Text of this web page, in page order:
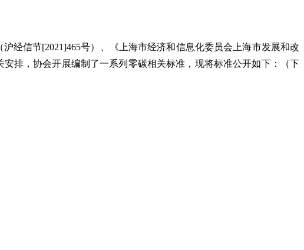
经信节[2021]465号）、《上海市经济和信息化委员会上海市发展和改
排，协会开展编制了一系列零碳相关标准，现将标准公开如下：（下